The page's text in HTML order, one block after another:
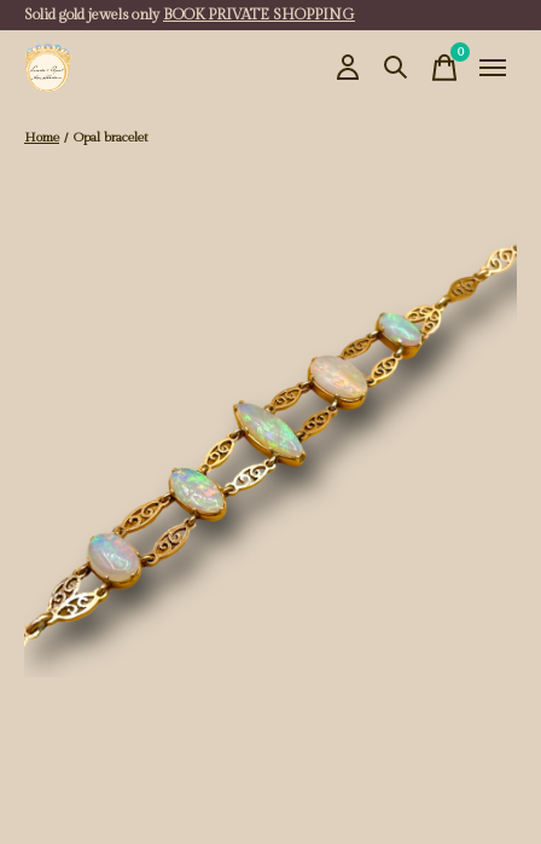
Solid gold jewels only BOOK PRIVATE SHOPPING
0items
Home / Opal bracelet